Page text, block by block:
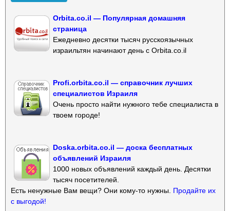
Orbita.co.il — Популярная домашняя
страница
Ежедневно десятки тысяч русскоязычных
израильтян начинают день с Orbita.co.il
Profi.orbita.co.il — справочник лучших
специалистов Израиля
Очень просто найти нужного тебе специалиста в
твоем городе!
Doska.orbita.co.il — доска бесплатных
объявлений Израиля
1000 новых объявлений каждый день. Десятки
тысяч посетителей.
Есть ненужные Вам вещи? Они кому-то нужны. Продайте их
с выгодой!